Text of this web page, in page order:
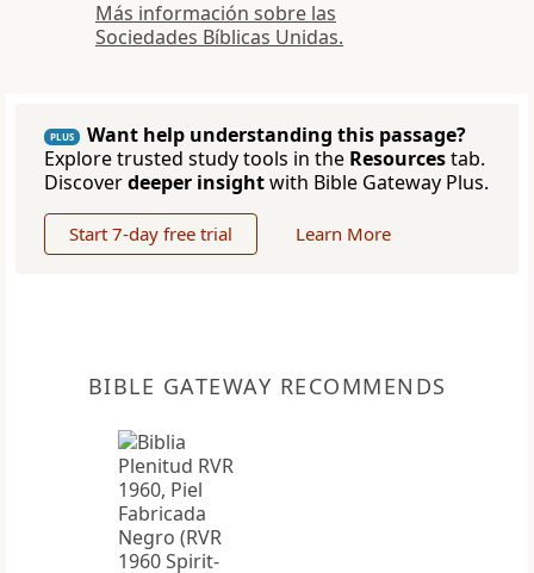
Más información sobre las
Sociedades Bíblicas Unidas.
PLUS
Want help understanding this passage?
Explore trusted study tools in the Resourcestab.
Discoverdeeper insightwith Bible Gateway Plus.
Start 7-day free trial Learn More
BIBLE GATEWAY RECOMMENDS